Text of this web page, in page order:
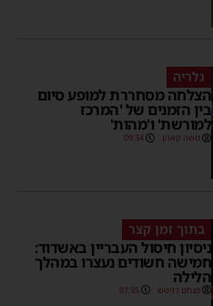
גלריה
הצלחה מסחררת למופע סיום
בין הזמנים של 'המרכז
למורשת' ו'מהות'
משה קאהן 09:34
בתוך זמן קצר
ניסיון חיסול העבריין באשדוד:
חמישה חשודים נעצרו במהלך
הלילה
מנחם דויטש 07:35